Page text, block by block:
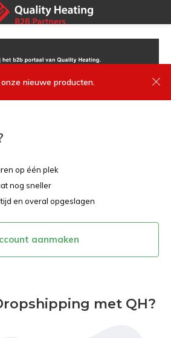
nieuwe producten.
op één plek
nog sneller
en overal opgeslagen
aanmaken
met QH?